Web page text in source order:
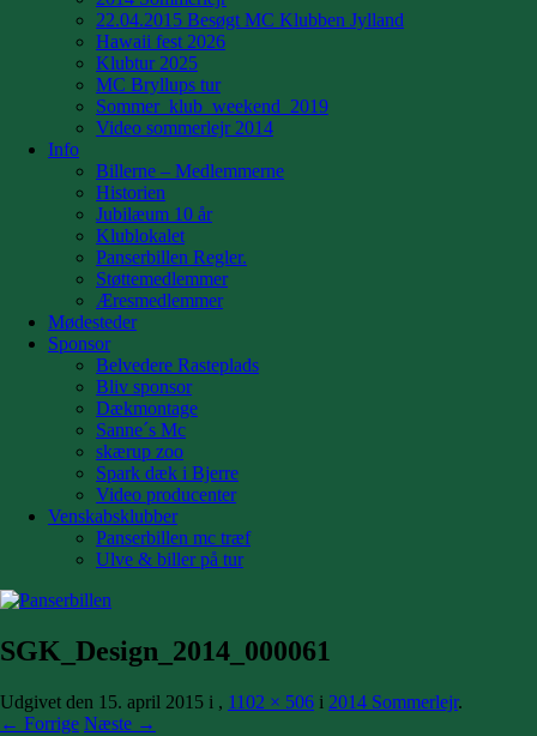
22.04.2015 Besøgt MC Klubben Jylland
Hawaii fest 2026
Klubtur 2025
MC Bryllups tur
Sommer_klub_weekend_2019
Video sommerlejr 2014
Info
Billerne – Medlemmerne
Historien
Jubilæum 10 år
Klublokalet
Panserbillen Regler.
Støttemedlemmer
Æresmedlemmer
Mødesteder
Sponsor
Belvedere Rasteplads
Bliv sponsor
Dækmontage
Sanne´s Mc
skærup zoo
Spark dæk i Bjerre
Video producenter
Venskabsklubber
Panserbillen mc træf
Ulve & biller på tur
SGK_Design_2014_000061
Udgivet den 15. april 2015 i , 1102 × 506 i 2014 Sommerlejr.
← Forrige Næste →